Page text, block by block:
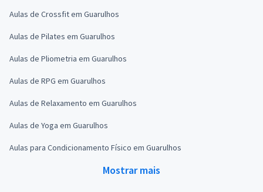
Aulas de Crossfit em Guarulhos
Aulas de Pilates em Guarulhos
Aulas de Pliometria em Guarulhos
Aulas de RPG em Guarulhos
Aulas de Relaxamento em Guarulhos
Aulas de Yoga em Guarulhos
Aulas para Condicionamento Físico em Guarulhos
Mostrar mais